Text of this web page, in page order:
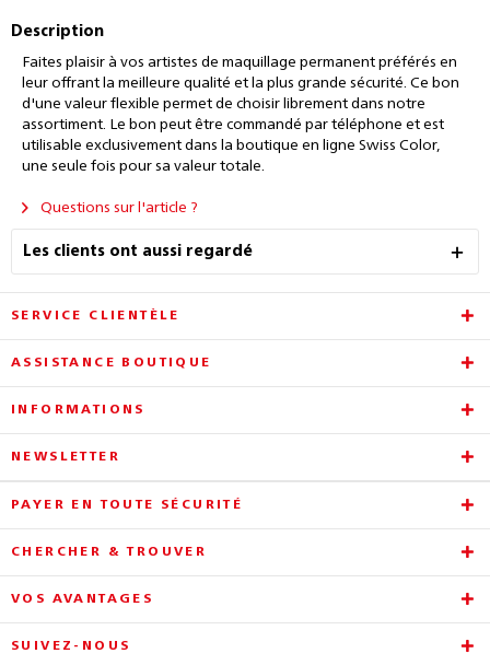
Description
Faites plaisir à vos artistes de maquillage permanent préférés en
leur offrant la meilleure qualité et la plus grande sécurité. Ce bon
d'une valeur flexible permet de choisir librement dans notre
assortiment. Le bon peut être commandé par téléphone et est
utilisable exclusivement dans la boutique en ligne Swiss Color,
une seule fois pour sa valeur totale.
Questions sur l'article ?
Les clients ont aussi regardé
SERVICE CLIENTÈLE
ASSISTANCE BOUTIQUE
INFORMATIONS
NEWSLETTER
PAYER EN TOUTE SÉCURITÉ
CHERCHER & TROUVER
VOS AVANTAGES
SUIVEZ-NOUS